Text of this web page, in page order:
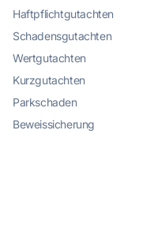
Haftpflichtgutachten
Schadensgutachten
Wertgutachten
Kurzgutachten
Parkschaden
Beweissicherung